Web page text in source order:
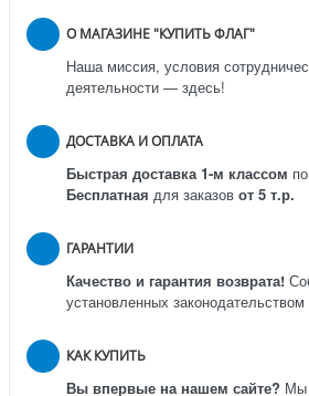
О МАГАЗИНЕ "КУПИТЬ ФЛАГ"
Наша миссия, условия
деятельности — здесь!
ДОСТАВКА И ОПЛАТА
Быстрая доставка 1-м классом
Бесплатная для заказов от 5 т.р.
ГАРАНТИИ
Качество и гарантия возврата!
установленных
КАК КУПИТЬ
Вы впервые на нашем сайте? Мы